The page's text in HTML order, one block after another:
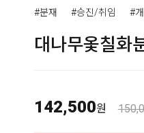
#분재 #승진/취임 #
대나무옻칠화
142,500원